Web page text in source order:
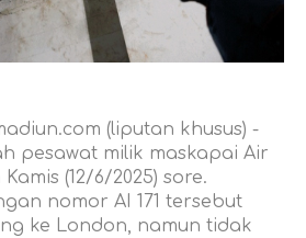
(liputan khusus) -
pesawat milik maskapai Air
(12/6/2025) sore.
nomor AI 171 tersebut
ke London, namun tidak